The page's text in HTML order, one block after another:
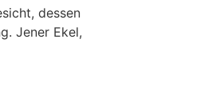
dessen
Jener Ekel,